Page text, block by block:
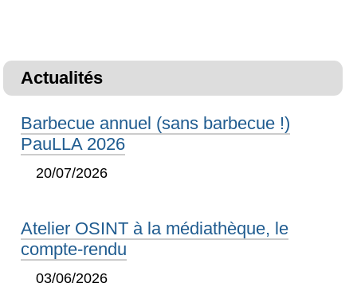
Actualités
Barbecue annuel (sans barbecue !)
PauLLA 2026
20/07/2026
Atelier OSINT à la médiathèque, le
compte-rendu
03/06/2026